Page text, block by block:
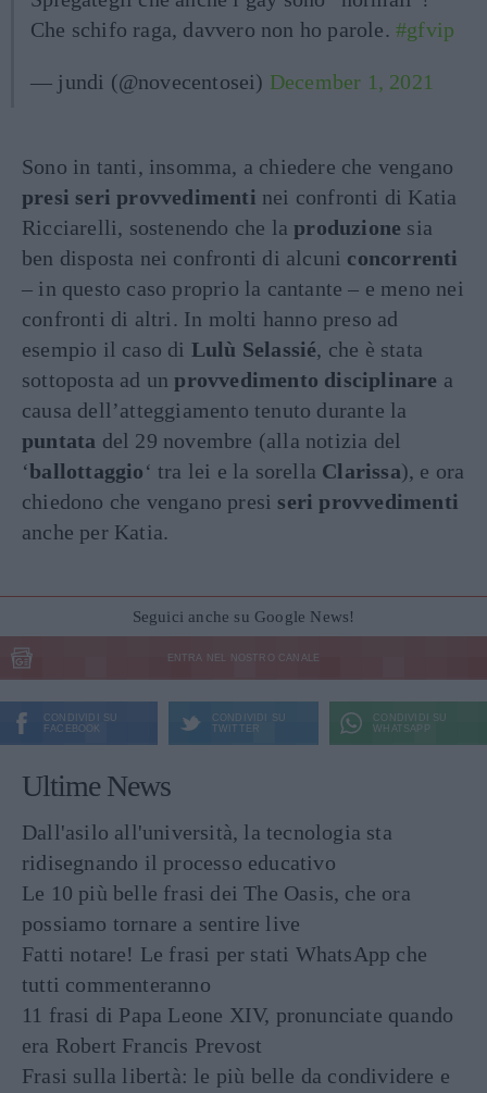
Che schifo raga, davvero non ho parole. #gfvip
— jundi (@novecentosei) December 1, 2021
Sono in tanti, insomma, a chiedere che vengano
presi seri provvedimenti nei confronti di Katia
Ricciarelli, sostenendo che laproduzione sia
ben disposta nei confronti di alcuni concorrenti
– in questo caso proprio la cantante – e meno nei
confronti di altri. In molti hanno preso ad
esempio il caso di Lulù Selassié, che è stata
sottoposta ad unprovvedimento disciplinare a
causa dell’atteggiamento tenuto durante la
puntata del 29 novembre (alla notizia del
‘ballottaggio‘ tra lei e la sorella Clarissa), e ora
chiedono che vengano presi seri provvedimenti
anche per Katia.
Seguici anche su Google News!
ENTRA NEL NOSTRO CANALE
CONDIVIDI SU
FACEBOOK
CONDIVIDI SU
TWITTER
CONDIVIDI SU
WHATSAPP
Ultime News
Dall'asilo all'università, la tecnologia sta
ridisegnando il processo educativo
Le 10 più belle frasi dei The Oasis, che ora
possiamo tornare a sentire live
Fatti notare! Le frasi per stati WhatsApp che
tutti commenteranno
11 frasi di Papa Leone XIV, pronunciate quando
era Robert Francis Prevost
Frasi sulla libertà: le più belle da condividere e